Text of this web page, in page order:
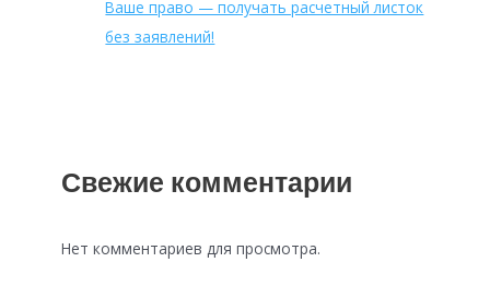
Ваше право — получать расчетный листок
без заявлений!
Свежие комментарии
Нет комментариев для просмотра.